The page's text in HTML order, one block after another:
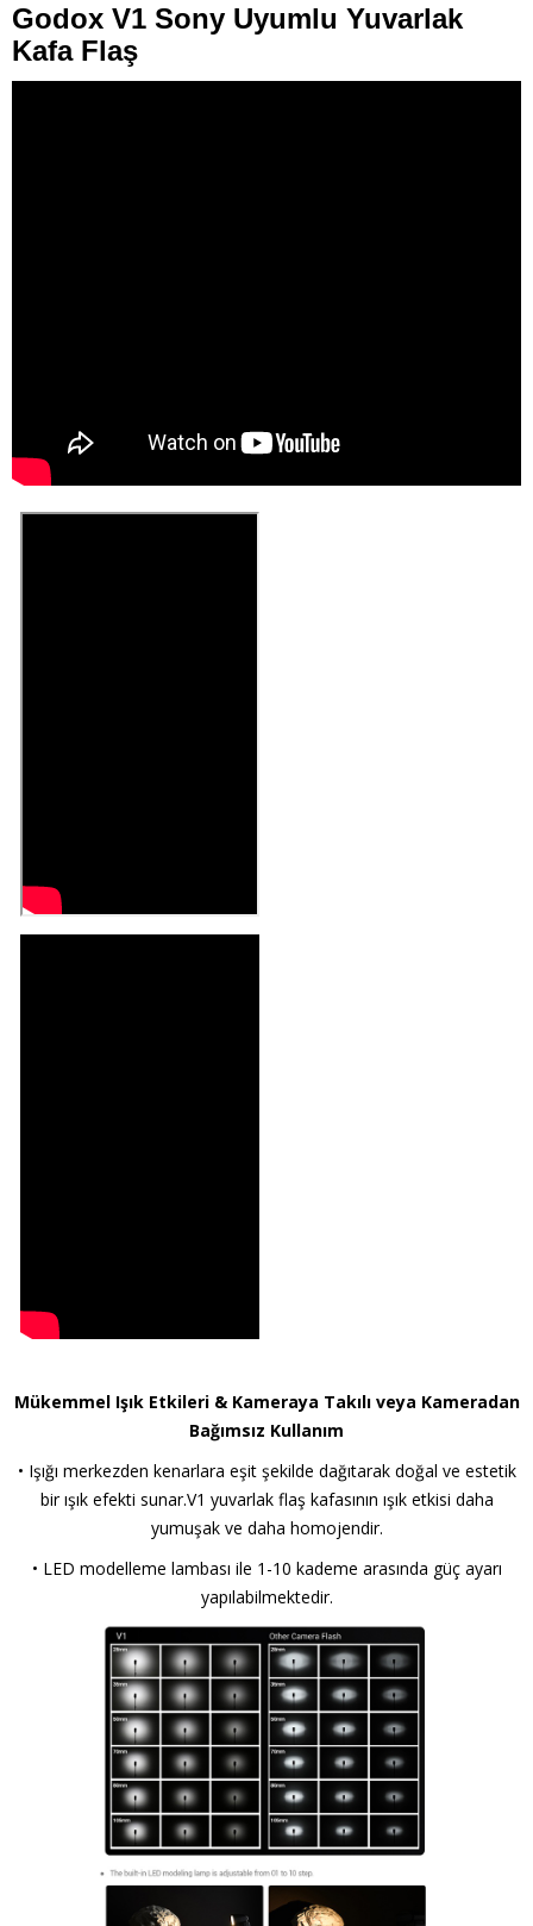
Godox V1 Sony Uyumlu Yuvarlak
Kafa Flaş
Mükemmel Işık Etkileri & Kameraya Takılı veya Kameradan
Bağımsız Kullanım
• Işığı merkezden kenarlara eşit şekilde dağıtarak doğal ve estetik
bir ışık efekti sunar.V1 yuvarlak flaş kafasının ışık etkisi daha
yumuşak ve daha homojendir.
• LED modelleme lambası ile 1-10 kademe arasında güç ayarı
yapılabilmektedir.